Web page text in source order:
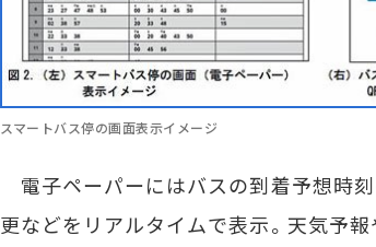
スマートバス停の画面表示イメージ
電子ペーパーにはバスの到着予想時
更などをリアルタイムで表示。天気予